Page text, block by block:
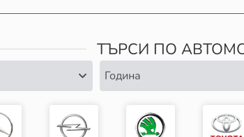
ТЪРСИ ПО
Година